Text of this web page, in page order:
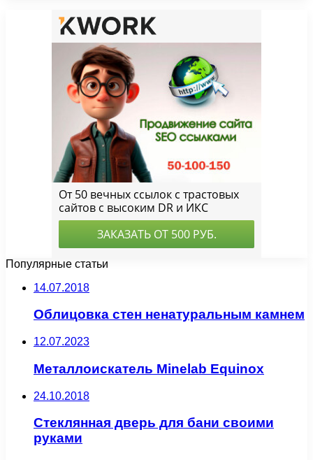
Популярные статьи
14.07.2018
Облицовка стен ненатуральным камнем
12.07.2023
Металлоискатель Minelab Equinox
24.10.2018
Стеклянная дверь для бани своими
руками